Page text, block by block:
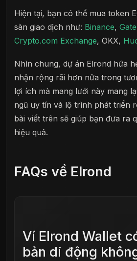
Hiện tại, bạn có thể mua token
sàn giao dịch như: Binance,
Crypto.com Exchange, OKX,
Nhìn chung, dự án Elrond hứa
nhận rộng rãi hơn nữa trong
lợi ích mà mang lưới này mang
ngũ uy tín và lộ trình phát triển
bài viết trên sẽ giúp bạn đưa ra
hiệu quả.
FAQs về Elrond
Ví Elrond Wallet
bản di động